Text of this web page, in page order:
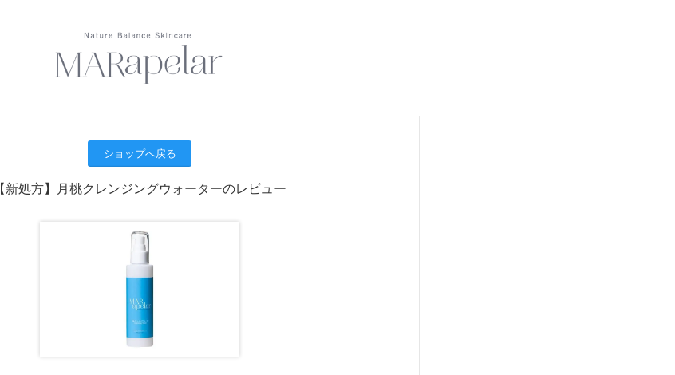
ショップへ戻る
【新処方】月桃クレンジングウォーターのレビュー